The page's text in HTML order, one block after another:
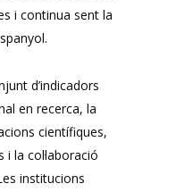
i continua sent la
d’indicadors
en recerca, la
científiques,
la col·laboració
institucions